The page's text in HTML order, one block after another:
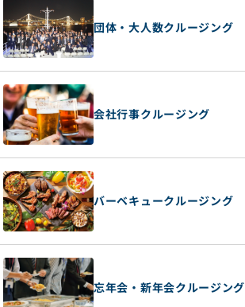
団体・大人数クルージング
会社行事クルージング
バーベキュークルージング
忘年会・新年会クルージング